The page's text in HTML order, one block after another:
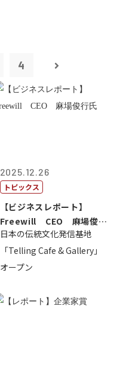
4
2025.12.26
トピックス
【ビジネスレポート】
Freewill CEO 麻場俊行
氏
日本の伝統文化発信基地
「Telling Cafe & Gallery」
オープン